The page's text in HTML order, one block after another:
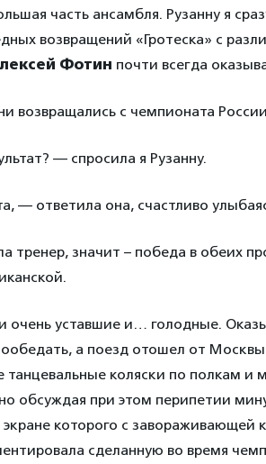
часть ансамбля. Рузанну я
возвращений «Гротеска» с
Фотин почти всегда
возвращались с чемпионата
— спросила я Рузанну.
— ответила она, счастливо
тренер, значит – победа в обеих
очень уставшие и… голодные.
а поезд отошел от
танцевальные коляски по полкам и
обсуждая при этом перипетии
экране которого с
сделанную во время